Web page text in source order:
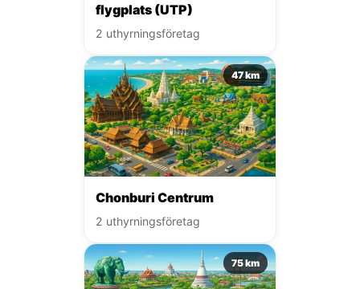
flygplats (UTP)
2 uthyrningsföretag
47 km
Chonburi Centrum
2 uthyrningsföretag
75 km